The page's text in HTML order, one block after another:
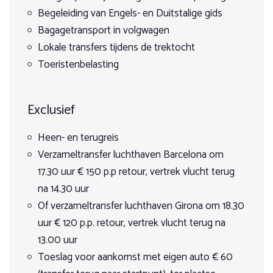
za 26 september 2026
vr 2 oktober 2026
7 Dagen
Op aanvraag
za 31 oktober 2026
7 Dagen
Op aanvraag
€ 2.090,00
zo 22 november 2026
za 28 november 2026
7 Dagen
Op aanvraag
€ 2.090,00
bergklimaat waar op grotere hoogte sneeuw een heel jaar
kan blijven liggen
Begeleiding van Engels- en Duitstalige gids
Bagagetransport in volgwagen
Lokale transfers tijdens de trektocht
Toeristenbelasting
Exclusief
Heen- en terugreis
Verzameltransfer luchthaven Barcelona om
17.30 uur € 150 p.p retour, vertrek vlucht terug
na 14.30 uur
Of verzameltransfer luchthaven Girona om 18.30
uur € 120 p.p. retour, vertrek vlucht terug na
13.00 uur
Toeslag voor aankomst met eigen auto € 60